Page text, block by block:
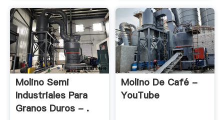
Molino Semi
Industriales Para
Granos Duros - .
Molino De Café -
YouTube